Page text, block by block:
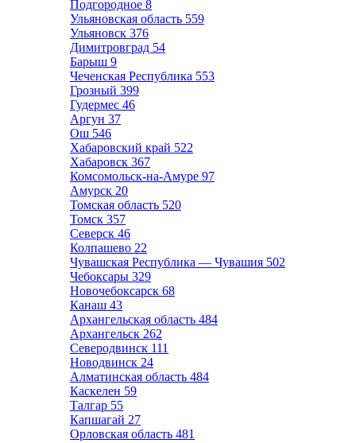
Подгородное 8
Ульяновская область 559
Ульяновск 376
Димитровград 54
Барыш 9
Чеченская Республика 553
Грозный 399
Гудермес 46
Аргун 37
Ош 546
Хабаровский край 522
Хабаровск 367
Комсомольск-на-Амуре 97
Амурск 20
Томская область 520
Томск 357
Северск 46
Колпашево 22
Чувашская Республика — Чувашия 502
Чебоксары 329
Новочебоксарск 68
Канаш 43
Архангельская область 484
Архангельск 262
Северодвинск 111
Новодвинск 24
Алматинская область 484
Каскелен 59
Талгар 55
Капшагай 27
Орловская область 481